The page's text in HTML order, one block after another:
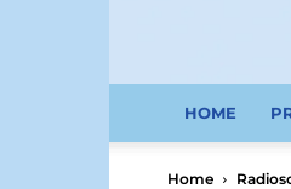
HOME
Home